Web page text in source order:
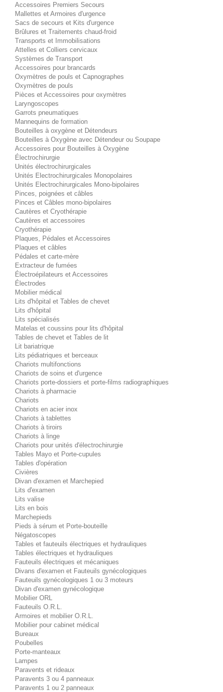
Accessoires Premiers Secours
Mallettes et Armoires d'urgence
Sacs de secours et Kits d'urgence
Brûlures et Traitements chaud-froid
Transports et Immobilisations
Attelles et Colliers cervicaux
Systèmes de Transport
Accessoires pour brancards
Oxymètres de pouls et Capnographes
Oxymètres de pouls
Pièces et Accessoires pour oxymètres
Laryngoscopes
Garrots pneumatiques
Mannequins de formation
Bouteilles à oxygène et Détendeurs
Bouteilles à Oxygène avec Détendeur ou Soupape
Accessoires pour Bouteilles à Oxygène
Électrochirurgie
Unités électrochirurgicales
Unités Electrochirurgicales Monopolaires
Unités Electrochirurgicales Mono-bipolaires
Pinces, poignées et câbles
Pinces et Câbles mono-bipolaires
Cautères et Cryothérapie
Cautères et accessoires
Cryothérapie
Plaques, Pédales et Accessoires
Plaques et câbles
Pédales et carte-mère
Extracteur de fumées
Électroépilateurs et Accessoires
Électrodes
Mobilier médical
Lits d'hôpital et Tables de chevet
Lits d'hôpital
Lits spécialisés
Matelas et coussins pour lits d'hôpital
Tables de chevet et Tables de lit
Lit bariatrique
Lits pédiatriques et berceaux
Chariots multifonctions
Chariots de soins et d'urgence
Chariots porte-dossiers et porte-films radiographiques
Chariots à pharmacie
Chariots
Chariots en acier inox
Chariots à tablettes
Chariots à tiroirs
Chariots à linge
Chariots pour unités d'électrochirurgie
Tables Mayo et Porte-cupules
Tables d'opération
Civières
Divan d'examen et Marchepied
Lits d'examen
Lits valise
Lits en bois
Marchepieds
Pieds à sérum et Porte-bouteille
Négatoscopes
Tables et fauteuils électriques et hydrauliques
Tables électriques et hydrauliques
Fauteuils électriques et mécaniques
Divans d'examen et Fauteuils gynécologiques
Fauteuils gynécologiques 1 ou 3 moteurs
Divan d'examen gynécologique
Mobilier ORL
Fauteuils O.R.L.
Armoires et mobilier O.R.L.
Mobilier pour cabinet médical
Bureaux
Poubelles
Porte-manteaux
Lampes
Paravents et rideaux
Paravents 3 ou 4 panneaux
Paravents 1 ou 2 panneaux